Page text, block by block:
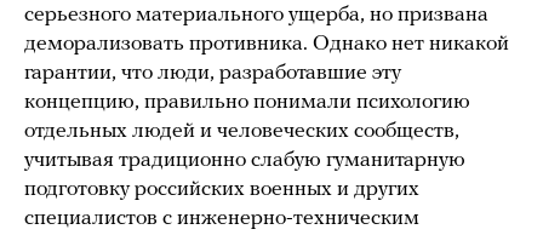
серьезного материального ущерба, но призвана
деморализовать противника. Однако нет никакой
гарантии, что люди, разработавшие эту
концепцию, правильно понимали психологию
отдельных людей и человеческих сообществ,
учитывая традиционно слабую гуманитарную
подготовку российских военных и других
специалистов с инженерно-техническим